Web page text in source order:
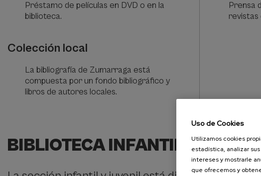
Préstamo de películas en DVD o en la
biblioteca.
Prensa
revistas
Colección local
La bibliografía de Zumarraga está
compuesta por un fondo bibliográfico y
libros de autores locales.
BIBLIOTECA INFANTIL Y
Uso de Cookies
Utilizamos cookies
estadística, analizar
intereses y mostrarle
que ofrecemos y